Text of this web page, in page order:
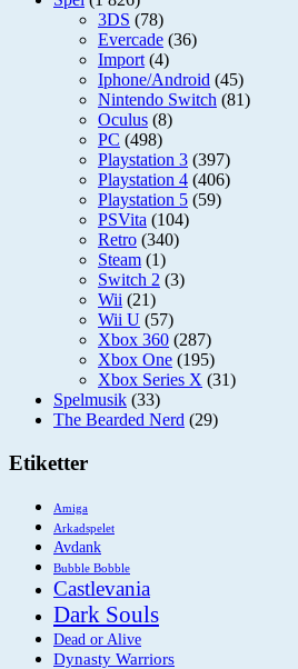
3DS (78)
Evercade (36)
Import (4)
Iphone/Android (45)
Nintendo Switch (81)
Oculus (8)
PC (498)
Playstation 3 (397)
Playstation 4 (406)
Playstation 5 (59)
PSVita (104)
Retro (340)
Steam (1)
Switch 2 (3)
Wii (21)
Wii U (57)
Xbox 360 (287)
Xbox One (195)
Xbox Series X (31)
Spelmusik (33)
The Bearded Nerd (29)
Etiketter
Amiga
Arkadspelet
Avdank
Bubble Bobble
Castlevania
Dark Souls
Dead or Alive
Dynasty Warriors